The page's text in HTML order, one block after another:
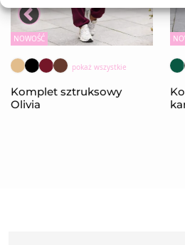
NOWOŚĆ
pokaż wszystkie
Komplet sztruksowy
Olivia